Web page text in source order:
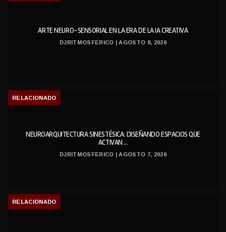
ARTE NEURO-SENSORIAL EN LA ERA DE LA IA CREATIVA
DJRITMOSFERICO | AGOSTO 8, 2026
RELACIONADO
NEUROARQUITECTURA SINESTÉSICA: DISEÑANDO ESPACIOS QUE
ACTIVAN ...
DJRITMOSFERICO | AGOSTO 7, 2026
RELACIONADO